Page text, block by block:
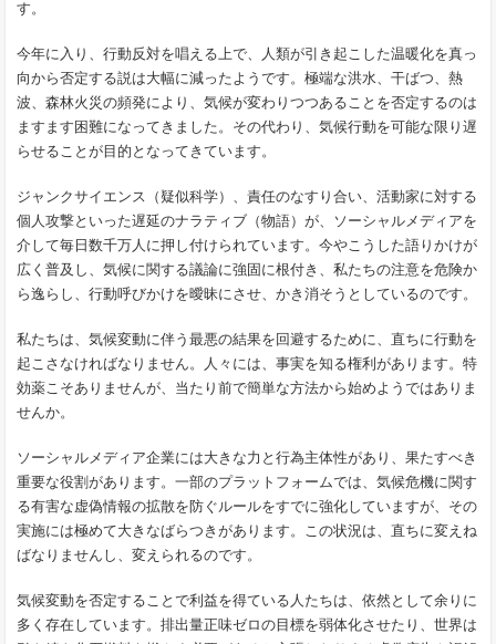
す。
今年に入り、行動反対を唱える上で、人類が引き起こした温暖化を真っ
向から否定する説は大幅に減ったようです。極端な洪水、干ばつ、熱
波、森林火災の頻発により、気候が変わりつつあることを否定するのは
ますます困難になってきました。その代わり、気候行動を可能な限り遅
らせることが目的となってきています。
ジャンクサイエンス（疑似科学）、責任のなすり合い、活動家に対する
個人攻撃といった遅延のナラティブ（物語）が、ソーシャルメディアを
介して毎日数千万人に押し付けられています。今やこうした語りかけが
広く普及し、気候に関する議論に強固に根付き、私たちの注意を危険か
ら逸らし、行動呼びかけを曖昧にさせ、かき消そうとしているのです。
私たちは、気候変動に伴う最悪の結果を回避するために、直ちに行動を
起こさなければなりません。人々には、事実を知る権利があります。特
効薬こそありませんが、当たり前で簡単な方法から始めようではありま
せんか。
ソーシャルメディア企業には大きな力と行為主体性があり、果たすべき
重要な役割があります。一部のプラットフォームでは、気候危機に関す
る有害な虚偽情報の拡散を防ぐルールをすでに強化していますが、その
実施には極めて大きなばらつきがあります。この状況は、直ちに変えね
ばなりませんし、変えられるのです。
気候変動を否定することで利益を得ている人たちは、依然として余りに
多く存在しています。排出量正味ゼロの目標を弱体化させたり、世界は